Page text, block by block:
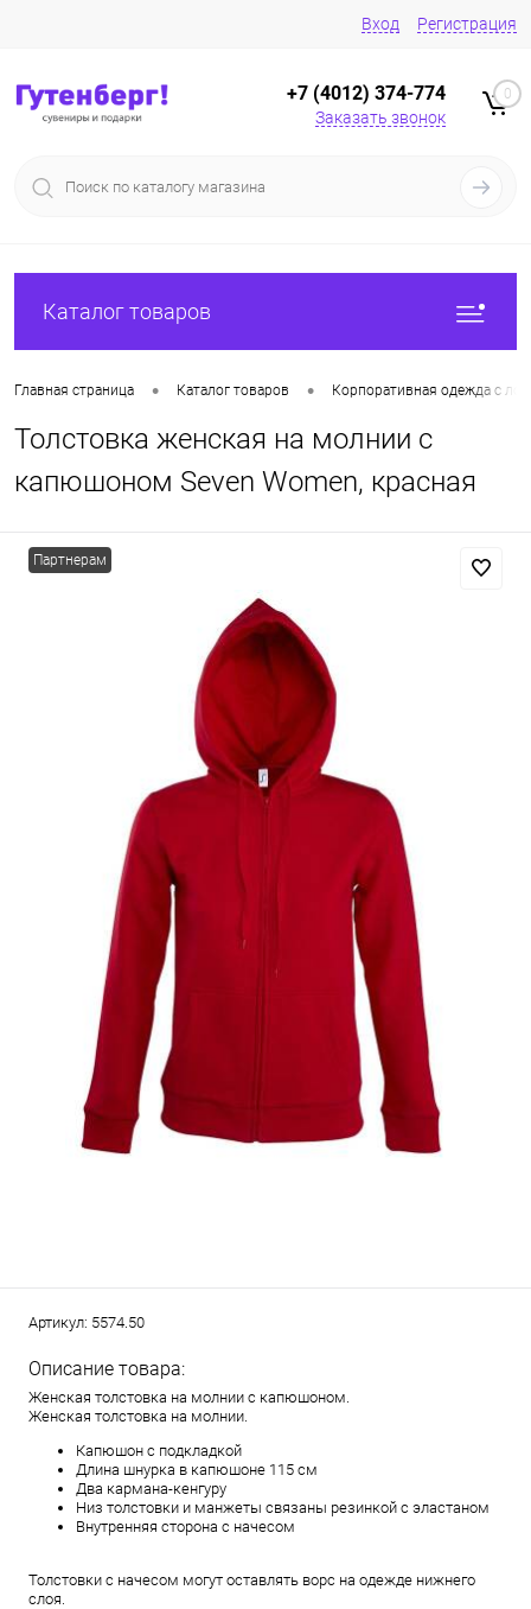
Вход Регистрация
+7 (4012) 374-774
Заказать звонок
0
Каталог товаров
Главная страница • Каталог товаров • Корпоративная одежда с
Толстовка женская на молнии с
капюшоном Seven Women, красная
Партнерам
Артикул: 5574.50
Описание товара:
Женская толстовка на молнии с капюшоном.
Женская толстовка на молнии.
Капюшон с подкладкой
Длина шнурка в капюшоне 115 см
Два кармана-кенгуру
Низ толстовки и манжеты связаны резинкой с эластаном
Внутренняя сторона с начесом
Толстовки с начесом могут оставлять ворс на одежде нижнего
слоя.